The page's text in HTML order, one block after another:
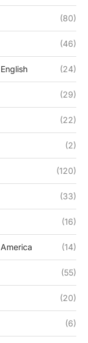
(80)
(46)
(24)
(29)
(22)
(2)
(120)
(33)
(16)
(14)
(55)
(20)
(6)